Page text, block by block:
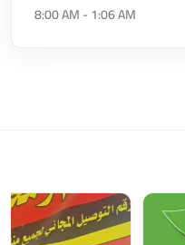
8:00 AM - 1:06 AM